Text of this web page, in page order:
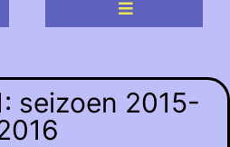
seizoen 2015-